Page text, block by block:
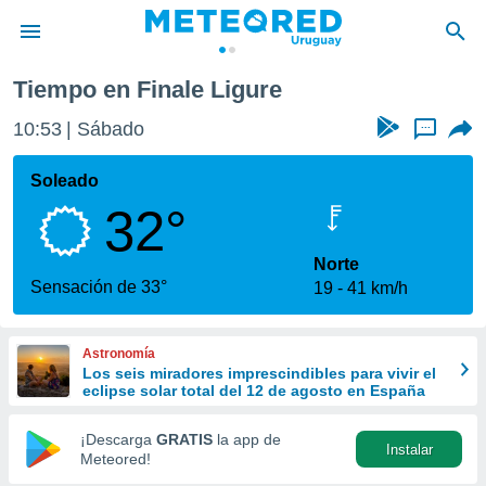
de
ha
calidad.
a este
las
y
forma
digital
basada
Tiempo en Finale Ligure
10:53 Sábado ...
Soleado
32°
Sensación de 33°
Norte
19
41 km/h
Astronomía
Los seis miradores imprescindibles para vivir el
eclipse solar total del 12 de agosto en España
¡Descarga GRATIS la app de
Meteored!
Instalar